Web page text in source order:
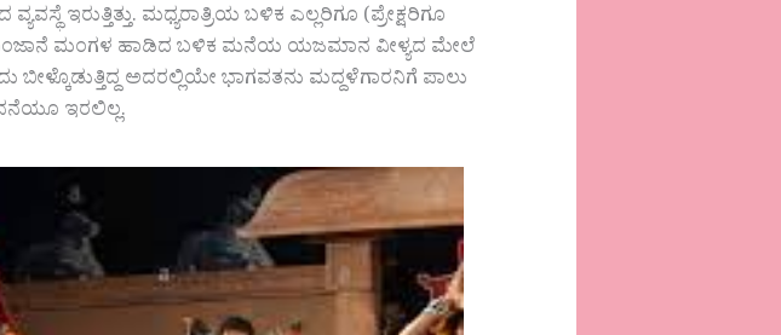
ಇರುತ್ತಿತ್ತು. ಮಧ್ಯರಾತ್ರಿಯ ಬಳಿಕ ಎಲ್ಲರಿಗೂ (ಪ್ರೇಕ್ಷರಿಗೂ
ಮುಂಜಾನೆ ಮಂಗಳ ಹಾಡಿದ ಬಳಿಕ ಮನೆಯ ಯಜಮಾನ ವೀಳ್ಯದ ಮೇಲೆ
ಬೀಳ್ಕೊಡುತ್ತಿದ್ದ ಅದರಲ್ಲಿಯೇ ಭಾಗವತನು ಮದ್ದಳೆಗಾರನಿಗೆ ಪಾಲು
ಇರಲಿಲ್ಲ.